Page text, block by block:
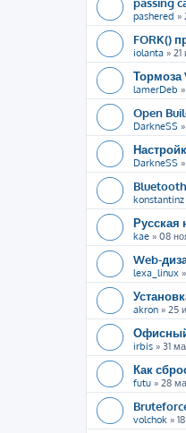
pashered »
FORK()
iolanta »
Тормоза
lamerDeb »
Open
DarkneSS »
DarkneSS »
konstantinz
Русская
kae » 08
Web-
lexa_linux »
akron » 25
irbis » 31
Как
futu » 28
volchok »